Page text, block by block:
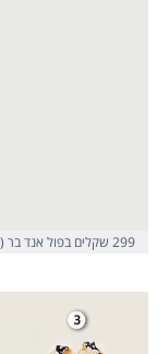
299 שקלים בפול אנד בר (צילום: יח"צ)